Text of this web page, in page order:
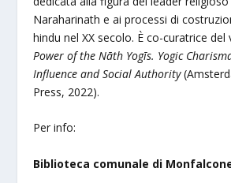
Naraharinath e ai processi di
hindu nel XX secolo. È co-curatrice del
Power of the Nāth Yogīs. Yogic
Influence and Social Authority
Press, 2022).
Per info:
Biblioteca comunale di